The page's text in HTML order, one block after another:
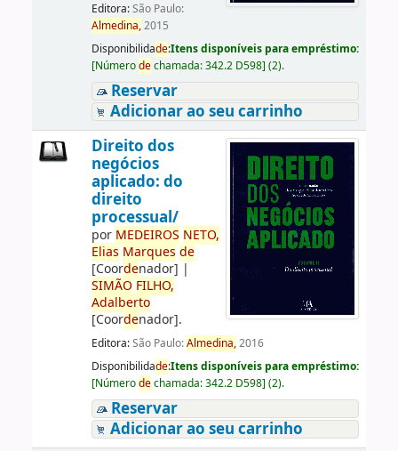
Editora:São Paulo:
Almedina,2015
Disponibilidade:Itens disponíveis para empréstimo:
[Númerodechamada:342.2 D598] (2).
Reservar
Adicionar ao seu carrinho
Direito dos
negócios
aplicado: do
direito
processual/
por MEDEIROS NETO,
Elias Marques de
[Coordenador] |
SIMÃO FILHO,
Adalberto
[Coordenador].
Editora:São Paulo:Almedina,2016
Disponibilidade:Itens disponíveis para empréstimo:
[Númerodechamada:342.2 D598] (2).
Reservar
Adicionar ao seu carrinho